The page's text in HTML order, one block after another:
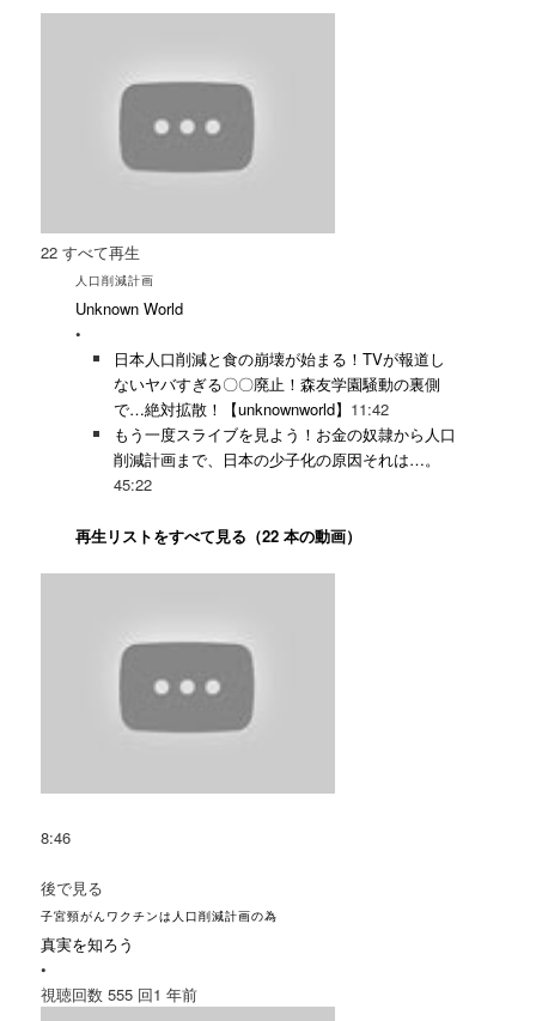
22すべて再生
人口削減計画
Unknown World
•
日本人口削減と食の崩壊が始まる！TVが報道し
ないヤバすぎる〇〇廃止！森友学園騒動の裏側
で…絶対拡散！【unknownworld】 11:42
もう一度スライブを見よう！お金の奴隷から人口
削減計画まで、日本の少子化の原因それは…。
45:22
再生リストをすべて見る（22 本の動画）
8:46
後で見る
子宮頸がんワクチンは人口削減計画の為
真実を知ろう
•
視聴回数 555 回1 年前